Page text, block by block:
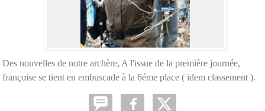
Des nouvelles de notre archère, A l'issue de la première journée,
françoise se tient en embuscade à la 6éme place ( idem classement ).